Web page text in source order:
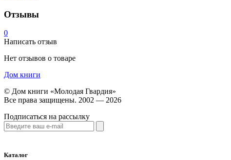
Отзывы
0
Написать отзыв
Нет отзывов о товаре
Дом книги
© Дом книги «Молодая Гвардия»
Все права защищены. 2002 — 2026
Подписаться на рассылку
Каталог